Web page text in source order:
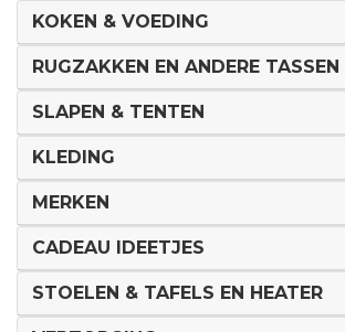
KOKEN & VOEDING
RUGZAKKEN EN ANDERE TASSEN
SLAPEN & TENTEN
KLEDING
MERKEN
CADEAU IDEETJES
STOELEN & TAFELS EN HEATER